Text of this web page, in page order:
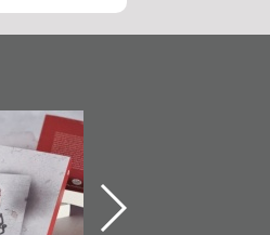
تصنيف
للوثائق
يقدمه «مركز